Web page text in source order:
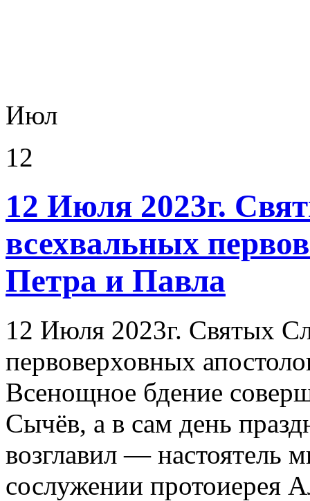
Июл
12
12 Июля 2023г.
всехвальных
Петра и Павла
12 Июля 2023г. Святых
первоверховных
Всенощное бдение
Сычёв, а в сам день
возглавил —
сослужении протоиерея